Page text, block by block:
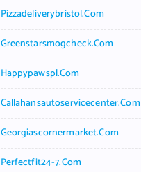
Pizzadeliverybristol.com
Greenstarsmogcheck.com
Happypawspl.com
Callahansautoservicecenter.com
Georgiascornermarket.com
Perfectfit24-7.com